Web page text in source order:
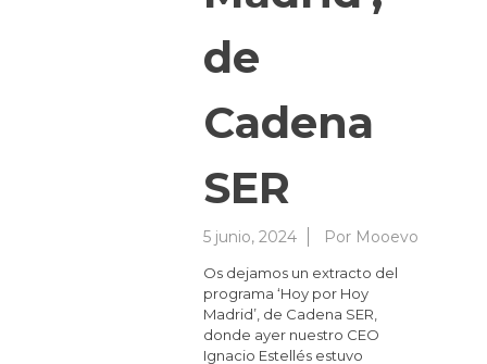
de
Cadena
SER
5 junio, 2024 Por Mooevo
Os dejamos un extracto del
programa ‘Hoy por Hoy
Madrid’, de Cadena SER,
donde ayer nuestro CEO
Ignacio Estellés estuvo